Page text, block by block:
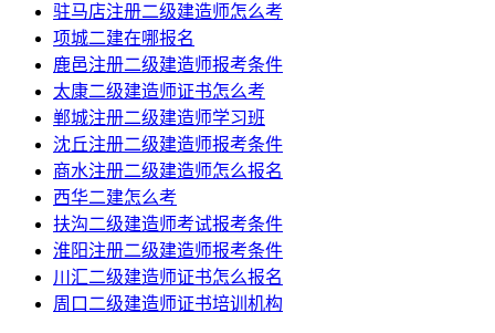
驻马店注册二级建造师怎么考
项城二建在哪报名
鹿邑注册二级建造师报考条件
太康二级建造师证书怎么考
郸城注册二级建造师学习班
沈丘注册二级建造师报考条件
商水注册二级建造师怎么报名
西华二建怎么考
扶沟二级建造师考试报考条件
淮阳注册二级建造师报考条件
川汇二级建造师证书怎么报名
周口二级建造师证书培训机构